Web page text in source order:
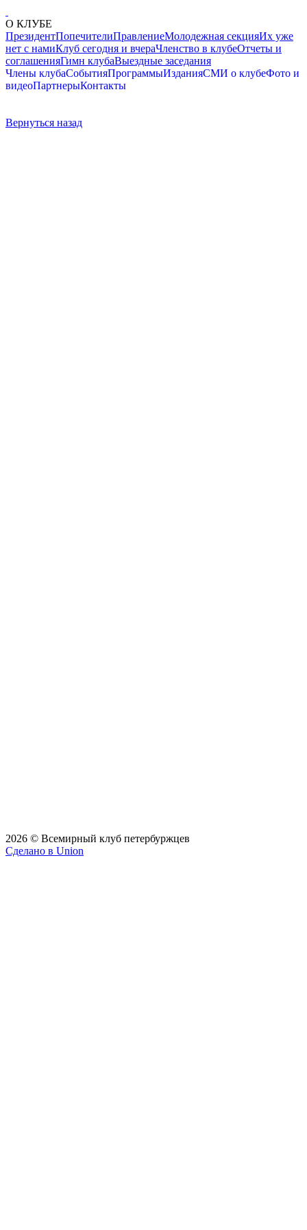
О КЛУБЕ
ПрезидентПопечителиПравлениеМолодежная секцияИх уже
нет с намиКлуб сегодня и вчераЧленство в клубеОтчеты и
соглашенияГимн клубаВыездные заседания
Члены клубаСобытияПрограммыИзданияСМИ о клубеФото и
видеоПартнерыКонтакты
Вернуться назад
2026 © Всемирный клуб петербуржцев
Сделано в Union